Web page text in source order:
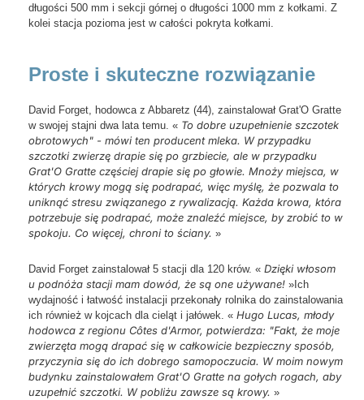
długości 500 mm i sekcji górnej o długości 1000 mm z kołkami. Z
kolei stacja pozioma jest w całości pokryta kołkami.
Proste i skuteczne rozwiązanie
David Forget, hodowca z Abbaretz (44), zainstalował Grat'O Gratte
w swojej stajni dwa lata temu. « To dobre uzupełnienie szczotek
obrotowych" - mówi ten producent mleka. W przypadku
szczotki zwierzę drapie się po grzbiecie, ale w przypadku
Grat'O Gratte częściej drapie się po głowie. Mnoży miejsca, w
których krowy mogą się podrapać, więc myślę, że pozwala to
uniknąć stresu związanego z rywalizacją. Każda krowa, która
potrzebuje się podrapać, może znaleźć miejsce, by zrobić to w
spokoju. Co więcej, chroni to ściany. »
David Forget zainstalował 5 stacji dla 120 krów. « Dzięki włosom
u podnóża stacji mam dowód, że są one używane! »Ich
wydajność i łatwość instalacji przekonały rolnika do zainstalowania
ich również w kojcach dla cieląt i jałówek. « Hugo Lucas, młody
hodowca z regionu Côtes d'Armor, potwierdza: "Fakt, że moje
zwierzęta mogą drapać się w całkowicie bezpieczny sposób,
przyczynia się do ich dobrego samopoczucia. W moim nowym
budynku zainstalowałem Grat'O Gratte na gołych rogach, aby
uzupełnić szczotki. W pobliżu zawsze są krowy. »